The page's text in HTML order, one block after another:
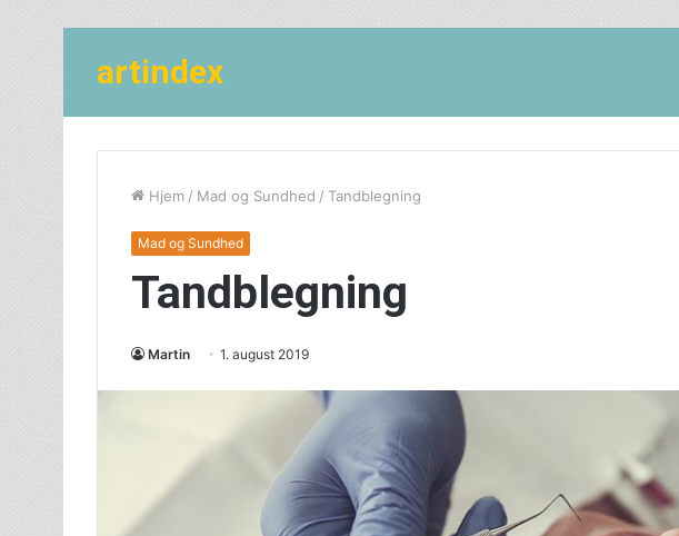
artindex
Hjem / Mad og Sundhed / Tandblegning
Mad og Sundhed
Tandblegning
Martin 1. august 2019